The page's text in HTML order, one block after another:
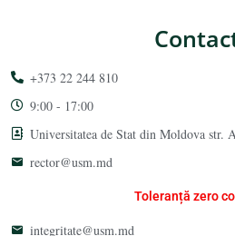
+373 22 244 810
9:00 - 17:00
Universitatea de Stat din Moldova str.
rector@usm.md
Toleranță zero
integritate@usm.md